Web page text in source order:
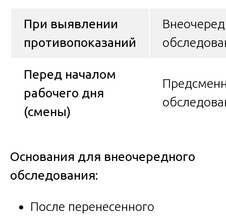
При выявлении
противопоказаний
Перед началом
рабочего дня
(смены)
Основания для внеочередного
обследования:
После перенесенного